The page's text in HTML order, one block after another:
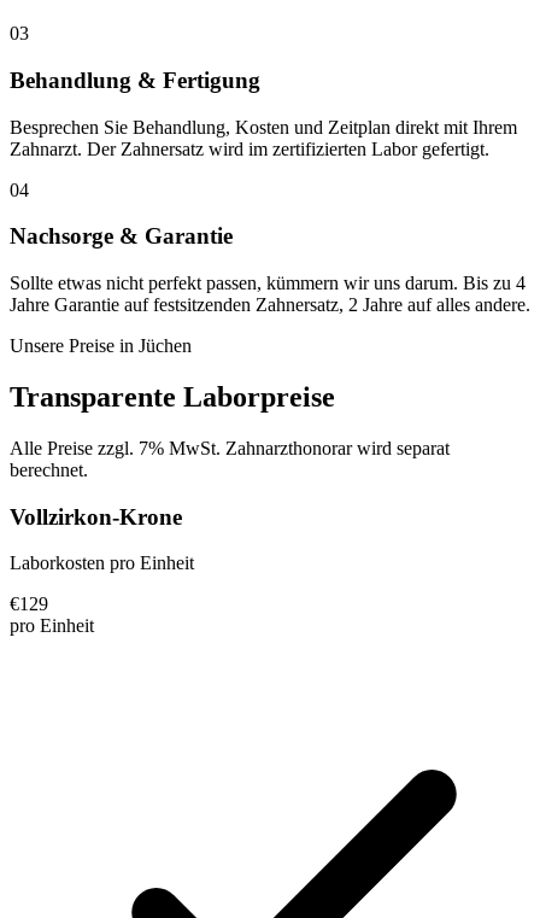
03
Behandlung & Fertigung
Besprechen Sie Behandlung, Kosten und Zeitplan direkt mit Ihrem
Zahnarzt. Der Zahnersatz wird im zertifizierten Labor gefertigt.
04
Nachsorge & Garantie
Sollte etwas nicht perfekt passen, kümmern wir uns darum. Bis zu 4
Jahre Garantie auf festsitzenden Zahnersatz, 2 Jahre auf alles andere.
Unsere Preise in Jüchen
Transparente Laborpreise
Alle Preise zzgl. 7% MwSt. Zahnarzthonorar wird separat
berechnet.
Vollzirkon-Krone
Laborkosten pro Einheit
€129
pro Einheit